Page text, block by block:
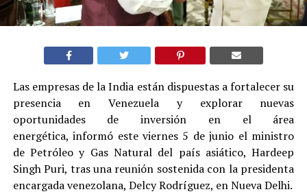
Las empresas de la India están dispuestas a fortalecer su
presencia en Venezuela y explorar nuevas
oportunidades de inversión en el área
energética, informó este viernes 5 de junio el ministro
de Petróleo y Gas Natural del país asiático, Hardeep
Singh Puri, tras una reunión sostenida con la presidenta
encargada venezolana, Delcy Rodríguez, en Nueva Delhi.